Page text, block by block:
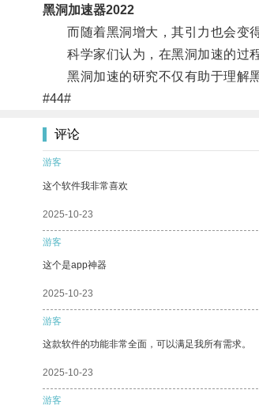
黑洞加速器2022
而随着黑洞增大，其引力也会变得
科学家们认为，在黑洞加速的过程
黑洞加速的研究不仅有助于理解黑
#44#
评论
游客
这个软件我非常喜欢
2025-10-23
游客
这个是app神器
2025-10-23
游客
这款软件的功能非常全面，可以满足我所有需求。
2025-10-23
游客